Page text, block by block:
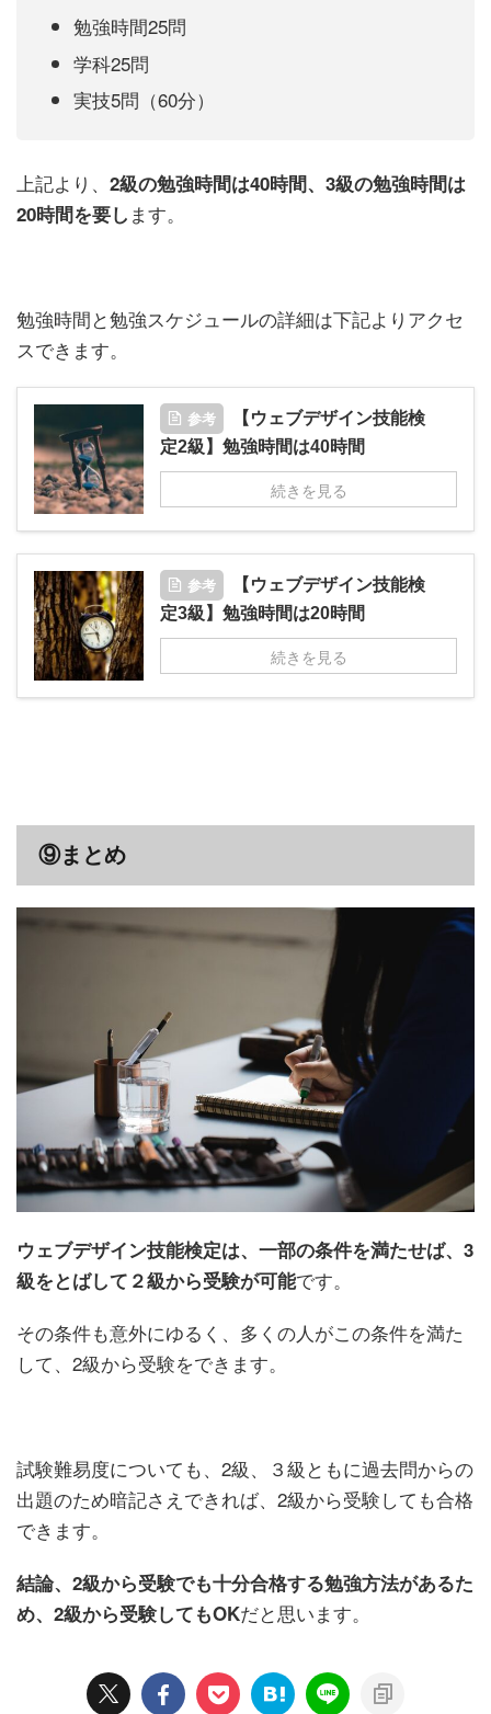
勉強時間25問
学科25問
実技5問（60分）
上記より、 2級の勉強時間は40時間、3級の勉強時間は
20時間を要し ます。
勉強時間と勉強スケジュールの詳細は下記よりアクセ
スできます。
参考
【ウェブデザイン技能検
定2級】勉強時間は40時間
続きを見る
参考
【ウェブデザイン技能検
定3級】勉強時間は20時間
続きを見る
⑨まとめ
ウェブデザイン技能検定は、一部の条件を満たせば、3
級をとばして２級から受験が可能です。
その条件も意外にゆるく、多くの人がこの条件を満た
して、2級から受験をできます。
試験難易度についても、2級、３級ともに過去問からの
出題のため暗記さえできれば、2級から受験しても合格
できます。
結論、2級から受験でも十分合格する勉強方法があるた
め、2級から受験してもOKだと思います。